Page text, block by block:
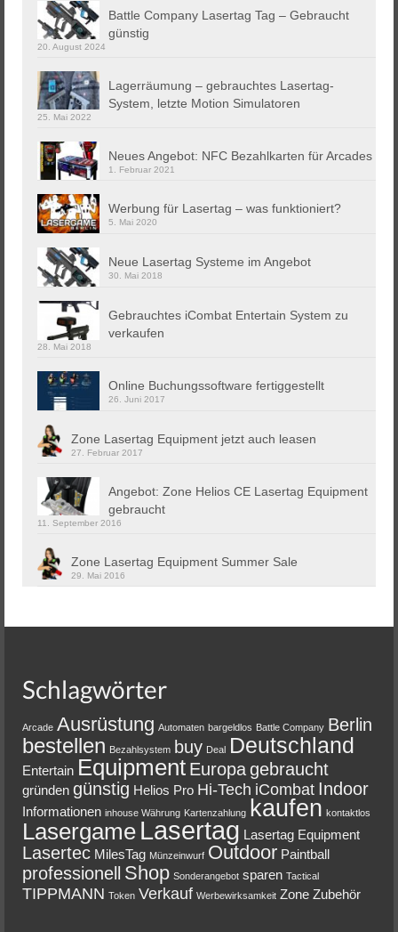
Battle Company Lasertag Tag – Gebraucht
günstig
20. August 2024
Lagerräumung – gebrauchtes Lasertag-
System, letzte Motion Simulatoren
25. Mai 2022
Neues Angebot: NFC Bezahlkarten für Arcades
1. Februar 2021
Werbung für Lasertag – was funktioniert?
5. Mai 2020
Neue Lasertag Systeme im Angebot
30. Mai 2018
Gebrauchtes iCombat Entertain System zu
verkaufen
28. Mai 2018
Online Buchungssoftware fertiggestellt
26. Juni 2017
Zone Lasertag Equipment jetzt auch leasen
27. Februar 2017
Angebot: Zone Helios CE Lasertag Equipment
gebraucht
11. September 2016
Zone Lasertag Equipment Summer Sale
29. Mai 2016
Schlagwörter
Arcade Ausrüstung Automaten bargeldlos Battle Company Berlin
bestellen Bezahlsystem buy Deal Deutschland
Entertain Equipment Europagebraucht
gründen günstig Helios Pro Hi-Tech iCombat Indoor
Informationen inhouse Währung Kartenzahlung kaufen kontaktlos
Lasergame Lasertag Lasertag Equipment
Lasertec MilesTag Münzeinwurf Outdoor Paintball
professionell Shop Sonderangebot sparen Tactical
TIPPMANN Token Verkauf Werbewirksamkeit Zone Zubehör